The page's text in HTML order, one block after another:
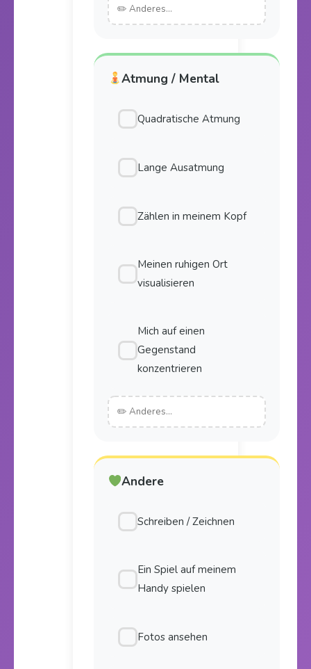
Atmung / Mental
Quadratische Atmung
Lange Ausatmung
Zählen in meinem Kopf
Meinen ruhigen Ort
visualisieren
Mich auf einen
Gegenstand
konzentrieren
Andere
Schreiben / Zeichnen
Ein Spiel auf meinem
Handy spielen
Fotos ansehen